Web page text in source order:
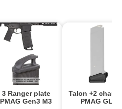
3 Ranger plate
PMAG Gen3 M3
Talon +2
PMAG GL9